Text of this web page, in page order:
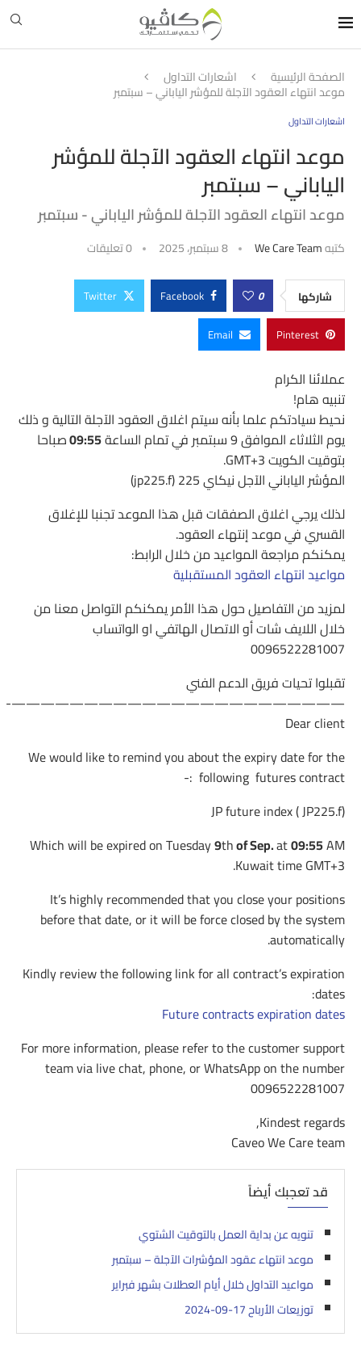
الصفحة الرئيسية اشعارات التداول
موعد انتهاء العقود الآجلة للمؤشر الياباني – سبتمبر‎
اشعارات التداول
موعد انتهاء العقود الآجلة للمؤشر
الياباني – سبتمبر‎
موعد انتهاء العقود الآجلة للمؤشر الياباني - سبتمبر‎
كتبهWe Care Team 8 سبتمبر، 2025 0 تعليقات
شاركها 0
Facebook
Twitter
Pinterest
Email
عملائنا الكرام
تنبيه هام!
نحيط سيادتكم علما بأنه سيتم اغلاق العقود الآجلة التالية و ذلك
يوم الثلاثاء الموافق 9 سبتمبر في تمام الساعة
09:55صباحا
بتوقيت الكويت GMT+3.
المؤشر الياباني الآجل نيكاي 225 (jp225.f)
لذلك يرجي اغلاق الصفقات قبل هذا الموعد تجنبا للإغلاق
القسري في موعد إنتهاء العقود.
يمكنكم مراجعة المواعيد من خلال الرابط:
مواعيد انتهاء العقود المستقبلية
لمزيد من التفاصيل حول هذا الأمر يمكنكم التواصل معنا من
خلال اللايف شات أو الاتصال الهاتفي او الواتساب
0096522281007
تقبلوا تحيات فريق الدعم الفني
———————————————————————-
Dear client
We would like to remind you about the expiry date for the
following futures contract :-
JP future index ( JP225.f)
Which will be expired on Tuesday9thof Sep.at09:55AM
Kuwait time GMT+3.
It’s highly recommended that you close your positions
before that date, or it will be force closed by the system
automatically.
Kindly review the following link for all contract’s expiration
dates:
Future contracts expiration dates
For more information, please refer to the customer support
team via live chat, phone, or WhatsApp on the number
0096522281007
Kindest regards,
Caveo We Care team
قد تعجبك أيضاً
تنويه عن بداية العمل بالتوقيت الشتوي
موعد انتهاء عقود المؤشرات الآجلة – سبتمبر‎
مواعيد التداول خلال أيام العطلات بشهر فبراير‎
توزيعات الأرباح 17-09-2024